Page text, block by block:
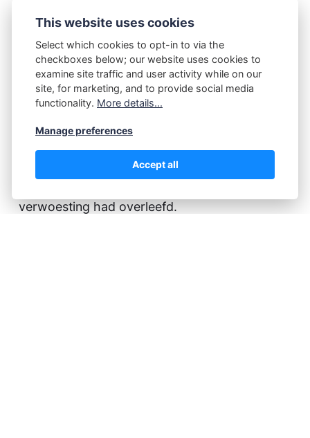
Hij gebruikte Clara's telefoon om de politie te
bellen en een inbraak te melden.
"We sturen meteen iemand, meneer Brooks,"
zei de vrouw die hij aan de lijn had. Ze
noteerde wat gegevens en zei dat ze nergens
aan moesten komen tot er iemand geweest
Hij liep terug naar de huiskamer, waar Clara
verwoesting had overleefd.
This website uses cookies
Select which cookies to opt-in to via the
checkboxes below; our website uses cookies to
examine site traffic and user activity while on our
site, for marketing, and to provide social media
functionality. More details...
Manage preferences
Accept all